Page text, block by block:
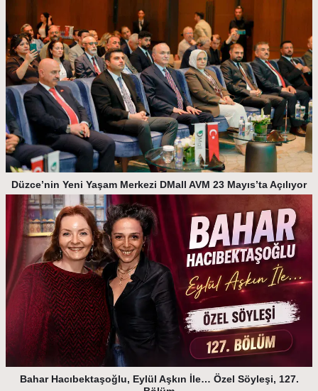
Düzce’nin Yeni Yaşam Merkezi DMall AVM 23 Mayıs’ta Açılıyor
Bahar Hacıbektaşoğlu, Eylül Aşkın İle… Özel Söyleşi, 127.